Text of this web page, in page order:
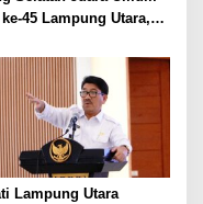
45 Lampung Utara,
Prestasi Gemilang
Lampung Utara